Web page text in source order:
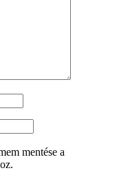
mentése a